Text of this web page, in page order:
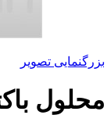
بزرگنمایی تصویر